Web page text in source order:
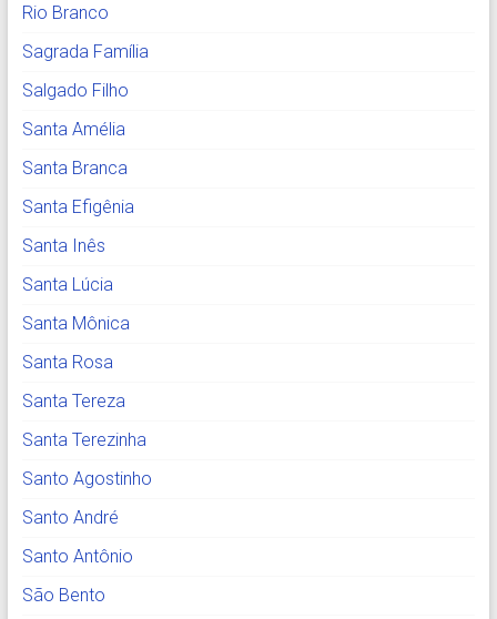
Rio Branco
Sagrada Família
Salgado Filho
Santa Amélia
Santa Branca
Santa Efigênia
Santa Inês
Santa Lúcia
Santa Mônica
Santa Rosa
Santa Tereza
Santa Terezinha
Santo Agostinho
Santo André
Santo Antônio
São Bento